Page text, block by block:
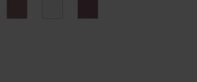
Plum Snow
Purple